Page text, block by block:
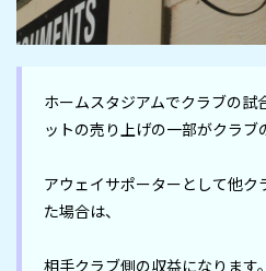
ホームスタジアムでクラブの試
ットの売り上げの一部がクラブ
アウェイサポーターとして他ク
た場合は、
相手クラブ側の収益になります。